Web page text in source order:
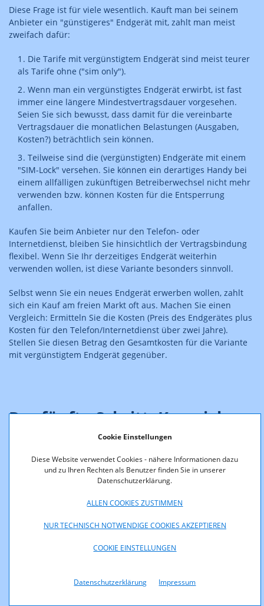
Cookie Einstellungen
Diese Website verwendet Cookies - nähere Informationen dazu
und zu Ihren Rechten als Benutzer finden Sie in unserer
Datenschutzerklärung.
ALLEN COOKIES ZUSTIMMEN
NUR TECHNISCH NOTWENDIGE COOKIES AKZEPTIEREN
COOKIE EINSTELLUNGEN
Datenschutzerklärung Impressum
Diese Frage ist für viele wesentlich. Kauft man bei seinem
Anbieter ein "günstigeres" Endgerät mit, zahlt man meist
zweifach dafür:
Die Tarife mit vergünstigtem Endgerät sind meist teurer
als Tarife ohne ("sim only").
Wenn man ein vergünstigtes Endgerät erwirbt, ist fast
immer eine längere Mindestvertragsdauer vorgesehen.
Seien Sie sich bewusst, dass damit für die vereinbarte
Vertragsdauer die monatlichen Belastungen (Ausgaben,
Kosten?) beträchtlich sein können.
Teilweise sind die (vergünstigten) Endgeräte mit einem
"SIM-Lock" versehen. Sie können ein derartiges Handy bei
einem allfälligen zukünftigen Betreiberwechsel nicht mehr
verwenden bzw. können Kosten für die Entsperrung
anfallen.
Kaufen Sie beim Anbieter nur den Telefon- oder
Internetdienst, bleiben Sie hinsichtlich der Vertragsbindung
flexibel. Wenn Sie Ihr derzeitiges Endgerät weiterhin
verwenden wollen, ist diese Variante besonders sinnvoll.
Selbst wenn Sie ein neues Endgerät erwerben wollen, zahlt
sich ein Kauf am freien Markt oft aus. Machen Sie einen
Vergleich: Ermitteln Sie die Kosten (Preis des Endgerätes plus
Kosten für den Telefon/Internetdienst über zwei Jahre).
Stellen Sie diesen Betrag den Gesamtkosten für die Variante
mit vergünstigtem Endgerät gegenüber.
Der fünfte Schritt: Kann ich
meine Endgeräte bei
unterschiedlichen Anbietern
weiterverwenden?
Handys, die man bei seinem Anbieter erwirbt, sind oft für die
Sie sich bei Ihrem Anbieter ob Sie das Endgerät entsperren
Ihrer Kostenkalkulation ebenso berücksichtigen. Es gibt auch
Auch abseits des "SIM-Locks" kann es Einschränkungen bei